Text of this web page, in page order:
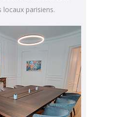
locaux parisiens.